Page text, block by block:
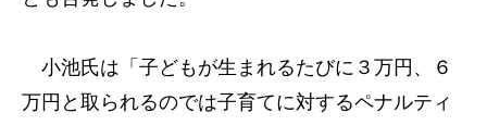
小池氏は「子どもが生まれるたびに３万円、６
万円と取られるのでは子育てに対するペナルティ